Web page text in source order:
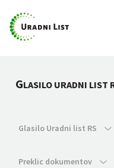
GLASILO URADNI LIST
Glasilo Uradni list RS
Preklic dokumentov